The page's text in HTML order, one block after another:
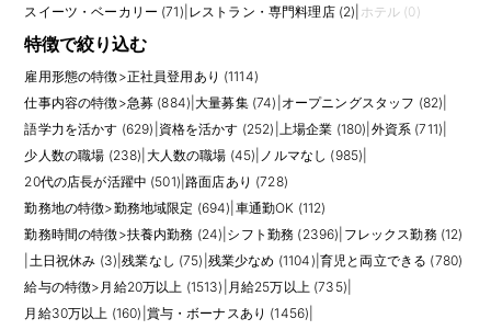
スイーツ・ベーカリー (71) レストラン・専門料理店 (2) ホテル (0)
特徴で絞り込む
雇用形態の特徴>正社員登用あり (1114)
仕事内容の特徴>急募 (884) |大量募集 (74) オープニングスタッフ (82)
語学力を活かす (629) 資格を活かす (252) 上場企業 (180) 外資系 (711)
少人数の職場 (238) 大人数の職場 (45) ノルマなし (985)
20代の店長が活躍中 (501) |路面店あり (728)
勤務地の特徴>勤務地域限定 (694) 車通勤OK (112)
勤務時間の特徴>扶養内勤務 (24) シフト勤務 (2396) フレックス勤務 (12)
土日祝休み (3) |残業なし (75) 残業少なめ (1104) 育児と両立できる (780)
給与の特徴> 月給20万以上 (1513) 月給25万以上 (735)
月給30万以上 (160) 賞与・ボーナスあり (1456)